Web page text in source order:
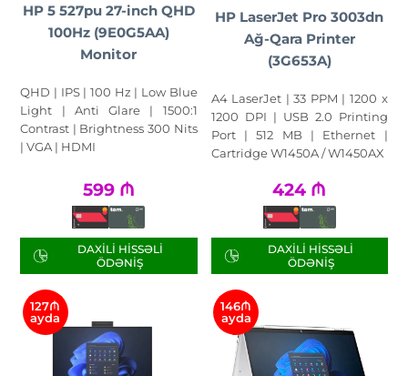
HP 5 527pu 27-inch QHD
100Hz (9E0G5AA)
Monitor
QHD | IPS | 100 Hz | Low Blue
Light | Anti Glare | 1500:1
Contrast | Brightness 300 Nits
| VGA | HDMI
599 ₼
DAXILI HISSƏLI
ÖDƏNIŞ
HP LaserJet Pro 3003dn
Ağ-Qara Printer
(3G653A)
A4 LaserJet | 33 PPM | 1200 x
1200 DPI | USB 2.0 Printing
Port | 512 MB | Ethernet |
Cartridge W1450A / W1450AX
424 ₼
DAXILI HISSƏLI
ÖDƏNIŞ
127₼
ayda
146₼
ayda